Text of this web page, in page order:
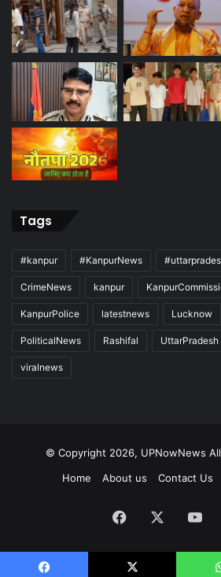
Tags
#kanpur #KanpurNews
CrimeNews kanpur
KanpurPolice latestnews Lucknow
PoliticalNews Rashifal UttarPradesh
viralnews
© Copyright 2026, UPNowNews
Home
About us Contact Us
Facebook